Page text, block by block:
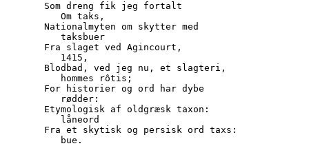
       Som dreng fik jeg fortalt
          Om taks,
       Nationalmyten om skytter med
          taksbuer
       Fra slaget ved Agincourt,
          1415,
       Blodbad, ved jeg nu, et slagteri,
          hommes rôtis;
       For historier og ord har dybe
          rødder:
       Etymologisk af oldgræsk taxon:
          låneord
       Fra et skytisk og persisk ord taxs:
          bue.